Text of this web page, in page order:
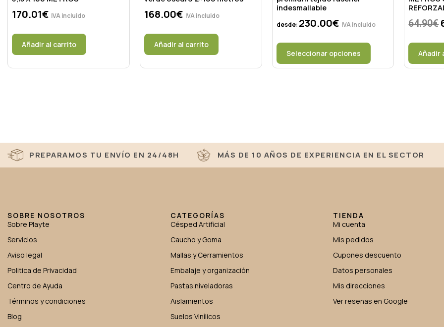
170.01€ IVA incluido
Añadir al carrito
168.00€ IVA incluido
Añadir al carrito
indesmallable
desde: 230.00€ IVA incluido
Seleccionar opciones
64.90€
Añadir
PREPARAMOS TU ENVÍO EN 24/48H MÁS DE 10 AÑOS DE EXPERIENCIA EN EL SECTOR
SOBRE NOSOTROS
Sobre Playte
Servicios
Aviso legal
Politica de Privacidad
Centro de Ayuda
Términos y condiciones
Blog
CATEGORÍAS
Césped Artificial
Caucho y Goma
Mallas y Cerramientos
Embalaje y organización
Pastas niveladoras
Aislamientos
Suelos Vinílicos
TIENDA
Mi cuenta
Mis pedidos
Cupones descuento
Datos personales
Mis direcciones
Ver reseñas en Google